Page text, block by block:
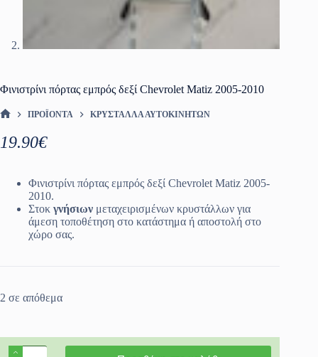
Φινιστρίνι πόρτας εμπρός δεξί Chevrolet Matiz 2005-2010
ΠΡΟΪΌΝΤΑ ΚΡΎΣΤΑΛΛΑ ΑΥΤΟΚΙΝΉΤΩΝ
19.90€
Φινιστρίνι πόρτας εμπρός δεξί Chevrolet Matiz 2005-
2010.
Στοκ γνήσιων μεταχειρισμένων κρυστάλλων για
άμεση τοποθέτηση στο κατάστημα ή αποστολή στο
χώρο σας.
2 σε απόθεμα
Φινιστρίνι